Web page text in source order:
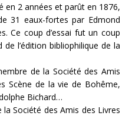
en 2 années et parût en 1876,
31 eaux-fortes par Edmond
Ce coup d’essai fut un coup
l’édition bibliophilique de la
de la Société des Amis
Scène de la vie de Bohême,
Bichard…
Société des Amis des Livres